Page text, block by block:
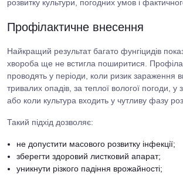
розвитку культури, погодних умов і
Профілактичне внесення
Найкращий результат багато фунгіцидів
хвороба ще не встигла поширитися.
проводять у періоди, коли ризик зараження
тривалих опадів, за теплої вологої погоди, у
або коли культура входить у чутливу фазу
Такий підхід дозволяє:
не допустити масового розвитку інфекції;
зберегти здоровий листковий апарат;
уникнути різкого падіння врожайності;